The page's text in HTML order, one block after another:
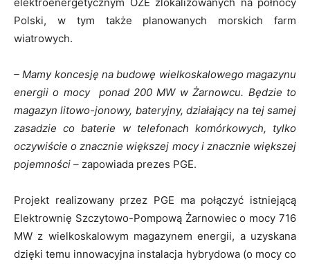
Polski, w tym także planowanych morskich farm
wiatrowych.
– Mamy koncesję na budowę wielkoskalowego magazynu
energii o mocy ponad 200 MW w Żarnowcu. Będzie to
magazyn litowo-jonowy, bateryjny, działający na tej samej
zasadzie co baterie w telefonach komórkowych, tylko
oczywiście o znacznie większej mocy i znacznie większej
pojemności – zapowiada prezes PGE.
Projekt realizowany przez PGE ma połączyć istniejącą
Elektrownię Szczytowo-Pompową Żarnowiec o mocy 716
MW z wielkoskalowym magazynem energii, a uzyskana
dzięki temu innowacyjna instalacja hybrydowa (o mocy co